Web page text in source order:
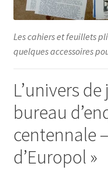
Les cahiers et feuillets
quelques accessoires
L’univers
bureau
centennale
d’Europol »